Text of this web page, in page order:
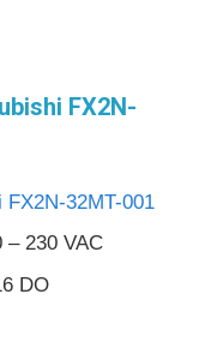
FX2N-
32MT-001
– 230 VAC
DO